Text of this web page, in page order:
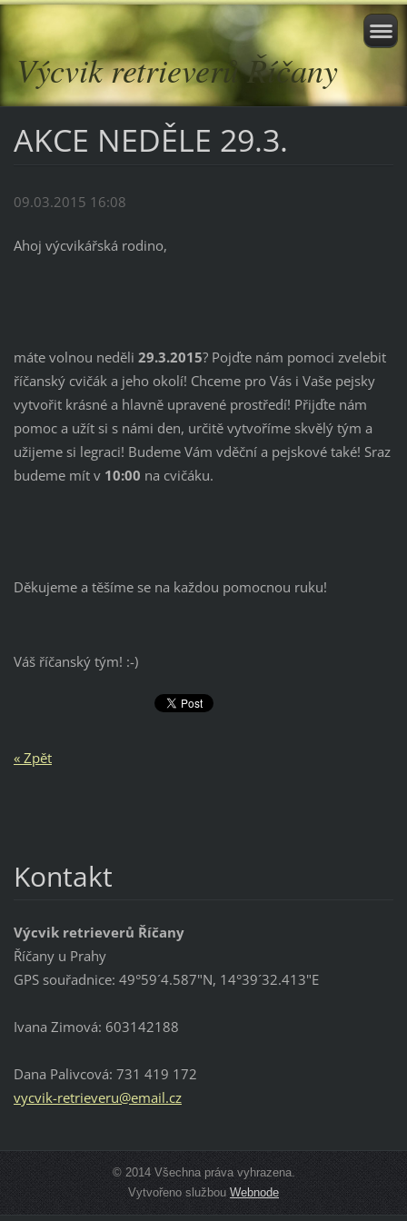
Výcvik retrieverů Říčany
AKCE NEDĚLE 29.3.
09.03.2015 16:08
Ahoj výcvikářská rodino,
máte volnou neděli 29.3.2015? Pojďte nám pomoci zvelebit
říčanský cvičák a jeho okolí! Chceme pro Vás i Vaše pejsky
vytvořit krásné a hlavně upravené prostředí! Přijďte nám
pomoc a užít si s námi den, určitě vytvoříme skvělý tým a
užijeme si legraci! Budeme Vám vděční a pejskové také! Sraz
budeme mít v 10:00 na cvičáku.
Děkujeme a těšíme se na každou pomocnou ruku!
Váš říčanský tým! :-)
« Zpět
Kontakt
Výcvik retrieverů Říčany
Říčany u Prahy
GPS souřadnice: 49°59´4.587"N, 14°39´32.413"E
Ivana Zimová: 603142188
Dana Palivcová: 731 419 172
vycvik-retrieveru@email.cz
© 2014 Všechna práva vyhrazena.
Vytvořeno službou Webnode